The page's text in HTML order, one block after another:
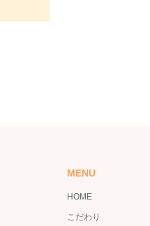
MENU
HOME
こだわり